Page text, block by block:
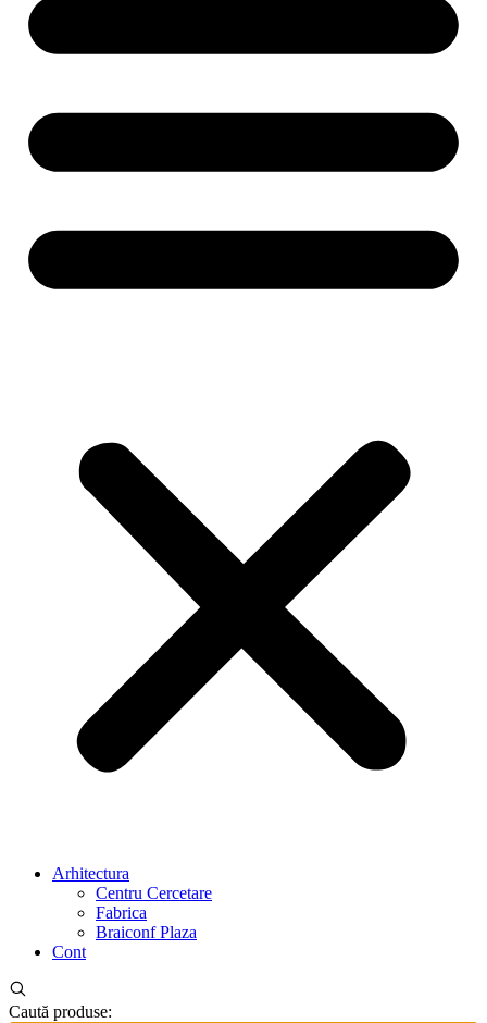
Arhitectura
Centru Cercetare
Fabrica
Braiconf Plaza
Cont
Caută produse: